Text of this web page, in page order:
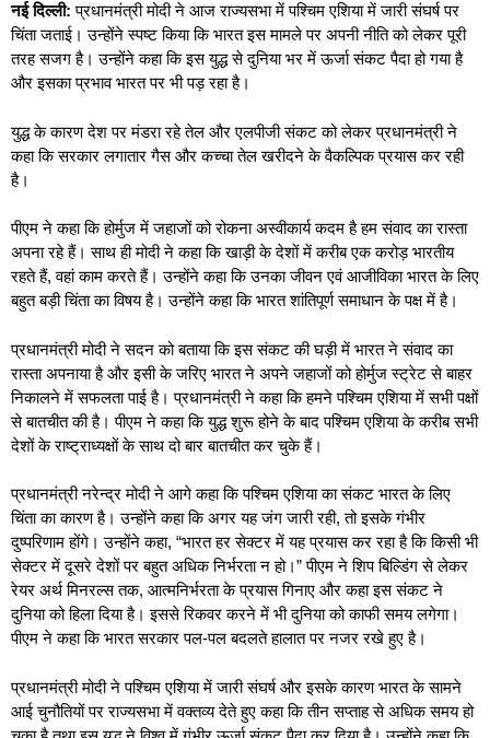
नई दिल्ली: प्रधानमंत्री मोदी ने आज राज्यसभा में पश्चिम एशिया में जारी संघर्ष पर
चिंता जताई। उन्होंने स्पष्ट किया कि भारत इस मामले पर अपनी नीति को लेकर पूरी
तरह सजग है। उन्होंने कहा कि इस युद्ध से दुनिया भर में ऊर्जा संकट पैदा हो गया है
और इसका प्रभाव भारत पर भी पड़ रहा है।
युद्ध के कारण देश पर मंडरा रहे तेल और एलपीजी संकट को लेकर प्रधानमंत्री ने
कहा कि सरकार लगातार गैस और कच्चा तेल खरीदने के वैकल्पिक प्रयास कर रही
है।
पीएम ने कहा कि होर्मुज में जहाजों को रोकना अस्वीकार्य कदम है हम संवाद का रास्ता
अपना रहे हैं। साथ ही मोदी ने कहा कि खाड़ी के देशों में करीब एक करोड़ भारतीय
रहते हैं, वहां काम करते हैं। उन्होंने कहा कि उनका जीवन एवं आजीविका भारत के लिए
बहुत बड़ी चिंता काविषय है। उन्होंने कहा कि भारत शांतिपूर्ण समाधान के पक्ष में है।
प्रधानमंत्री मोदी ने सदन को बताया कि इस संकट की घड़ी में भारत ने संवाद का
रास्ता अपनाया है और इसी के जरिए भारत ने अपने जहाजों को होर्मुज स्ट्रेट से बाहर
निकालने में सफलता पाई है। प्रधानमंत्री ने कहा कि हमने पश्चिम एशिया में सभी पक्षों
से बातचीत की है। पीएम ने कहा कि युद्ध शुरू होने के बाद पश्चिम एशिया के करीब सभी
देशों के राष्ट्राध्यक्षों के साथ दो बार बातचीत कर चुके हैं।
प्रधानमंत्री नरेन्द्र मोदी ने आगे कहा कि पश्चिम एशिया का संकट भारत के लिए
चिंता का कारण है। उन्होंने कहा कि अगर यह जंग जारी रही, तो इसके गंभीर
दुष्परिणाम होंगे। उन्होंने कहा, “भारत हर सेक्टर में यह प्रयास कर रहा है कि किसी भी
सेक्टर में दूसरे देशों पर बहुत अधिक निर्भरता न हो।” पीएम ने शिप बिल्डिंग से लेकर
रेयर अर्थ मिनरल्स तक, आत्मनिर्भरता के प्रयास गिनाए और कहा इस संकट ने
दुनिया को हिला दिया है। इससे रिकवर करने में भी दुनिया को काफी समय लगेगा।
पीएम ने कहा कि भारत सरकार पल-पल बदलते हालात पर नजर रखे हुए है।
प्रधानमंत्री मोदी ने पश्चिम एशिया में जारी संघर्ष और इसके कारण भारत के सामने
आई चुनौतियों पर राज्यसभा में वक्तव्य देते हुए कहा कि तीन सप्ताह से अधिक समय हो